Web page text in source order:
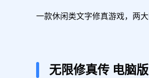
一款休闲类文字修真游戏，两
无限修真传 电脑版